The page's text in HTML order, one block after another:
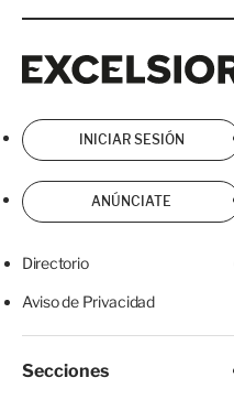
INICIAR SESIÓN
ANÚNCIATE
Directorio
Aviso de Privacidad
Secciones